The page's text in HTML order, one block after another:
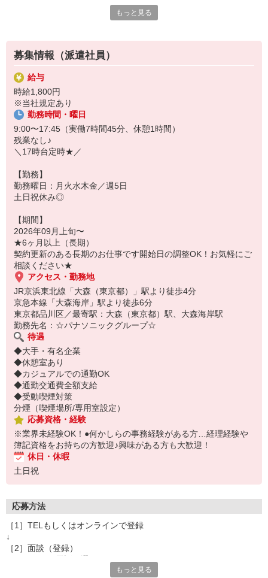
▼下記に当てはまる方、ぜひ一度ご連絡ください▼
・残業が少ない仕事に転職したい
・結婚を機に働き方を変えたい
・出産後も働ける仕事に就きたい
・資格を活かして働きたい
・資格はないけど働ける仕事を見つけたい
もっと見る
募集情報（派遣社員）
給与
時給1,800円
※当社規定あり
勤務時間・曜日
9:00〜17:45（実働7時間45分、休憩1時間）
残業なし♪
＼17時台定時★／
【勤務】
勤務曜日：月火水木金／週5日
土日祝休み◎
【期間】
2026年09月上旬〜
★6ヶ月以上（長期）
契約更新のある長期のお仕事です開始日の調整OK！お気軽にご
相談ください★
アクセス・勤務地
JR京浜東北線「大森（東京都）」駅より徒歩4分
京急本線「大森海岸」駅より徒歩6分
東京都品川区／最寄駅：大森（東京都）駅、大森海岸駅
勤務先名：☆パナソニックグループ☆
待遇
◆大手・有名企業
◆休憩室あり
◆カジュアルでの通勤OK
◆通勤交通費全額支給
◆受動喫煙対策
分煙（喫煙場所/専用室設定）
応募資格・経験
※業界未経験OK！●何かしらの事務経験がある方…経理経験や
簿記資格をお持ちの方歓迎♪興味がある方も大歓迎！
休日・休暇
土日祝
応募方法
［1］TELもしくはオンラインで登録
↓
［2］面談（登録）
もっと見る